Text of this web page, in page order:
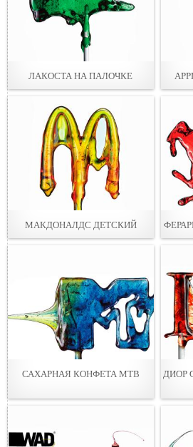
ЛАКОСТА НА ПАЛОЧКЕ
МАКДОНАЛДС ДЕТСКИЙ
САХАРНАЯ КОНФЕТА МТВ
ДИОР